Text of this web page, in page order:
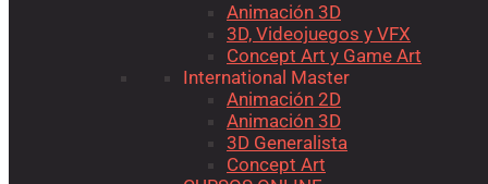
Animación 3D
3D, Videojuegos y VFX
Concept Art y Game Art
International Master
Animación 2D
Animación 3D
3D Generalista
Concept Art